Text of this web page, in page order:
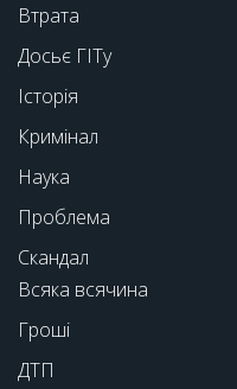
Втрата
Досьє ГІТу
Історія
Кримінал
Наука
Проблема
Скандал
Всяка всячина
Гроші
ДТП